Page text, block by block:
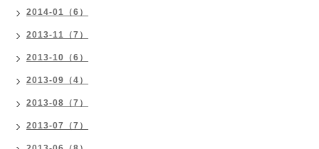
2014-01（6）
2013-11（7）
2013-10（6）
2013-09（4）
2013-08（7）
2013-07（7）